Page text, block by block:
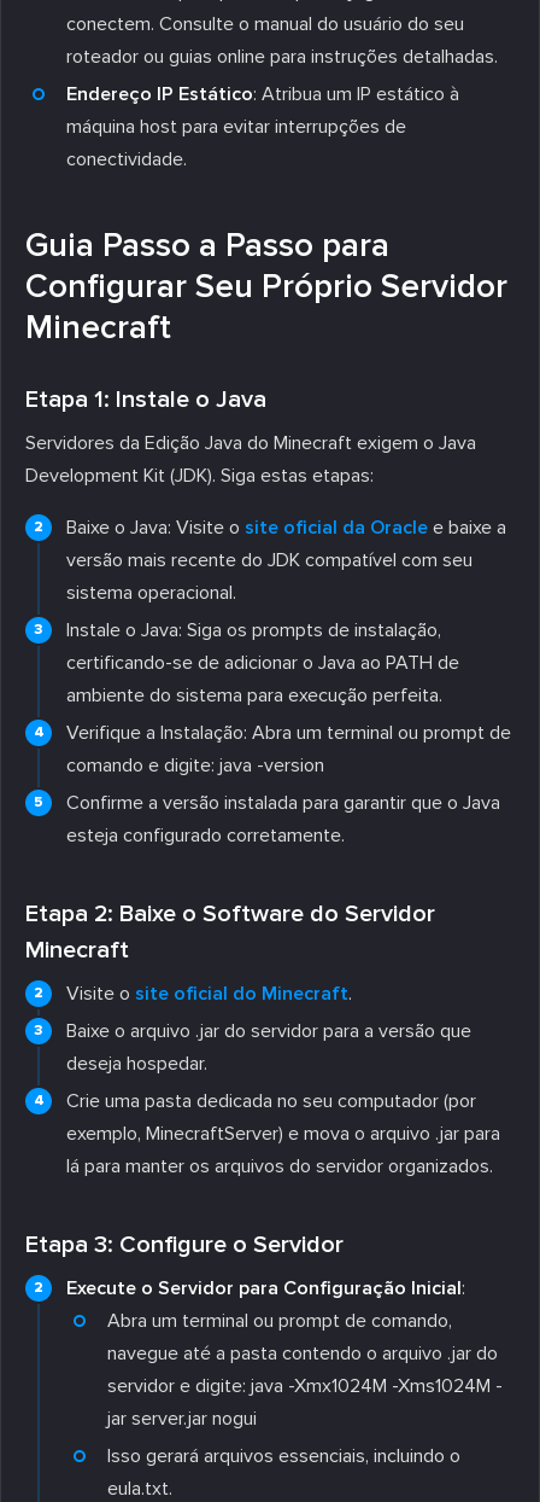
conectem. Consulte o manual do usuário do seu
roteador ou guias online para instruções detalhadas.
Endereço IP Estático: Atribua um IP estático à
máquina host para evitar interrupções de
conectividade.
Guia Passo a Passo para
Configurar Seu Próprio Servidor
Minecraft
Etapa 1: Instale o Java
Servidores da Edição Java do Minecraft exigem o Java
Development Kit (JDK). Siga estas etapas:
Baixe o Java: Visite o site oficial da Oracle e baixe a
versão mais recente do JDK compatível com seu
sistema operacional.
Instale o Java: Siga os prompts de instalação,
certificando-se de adicionar o Java ao PATH de
ambiente do sistema para execução perfeita.
Verifique a Instalação: Abra um terminal ou prompt de
comando e digite: java -version
Confirme a versão instalada para garantir que o Java
esteja configurado corretamente.
Etapa 2: Baixe o Software do Servidor
Minecraft
Visite o site oficial do Minecraft.
Baixe o arquivo .jar do servidor para a versão que
deseja hospedar.
Crie uma pasta dedicada no seu computador (por
exemplo, MinecraftServer) e mova o arquivo .jar para
lá para manter os arquivos do servidor organizados.
Etapa 3: Configure o Servidor
Execute o Servidor para Configuração Inicial:
Abra um terminal ou prompt de comando,
navegue até a pasta contendo o arquivo .jar do
servidor e digite: java -Xmx1024M -Xms1024M -
jar server.jar nogui
Isso gerará arquivos essenciais, incluindo o
eula.txt.